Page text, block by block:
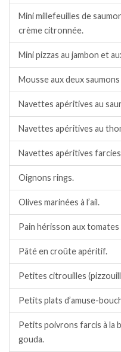
Mini millefeuilles de
crème citronnée.
Mini pizzas au jambon et
Mousse aux deux
Navettes apéritives au
Navettes apéritives au
Navettes apéritives farcies
Oignons rings.
Olives marinées à l’ail.
Pain hérisson aux
Pâté en croûte apéritif.
Petites citrouilles
Petits plats d’amuse-
Petits poivrons farcis à la
gouda.